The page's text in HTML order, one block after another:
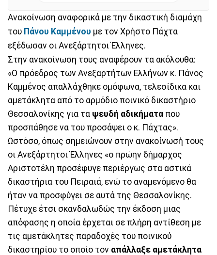
Ανακοίνωση αναφορικά με την δικαστική διαμάχη
του Πάνου Καμμένου με τον Χρήστο Πάχτα
εξέδωσαν οι Ανεξάρτητοι Έλληνες.
Στην ανακοίνωση τους αναφέρουν τα ακόλουθα:
«Ο πρόεδρος των Ανεξαρτήτων Ελλήνων κ. Πάνος
Καμμένος απαλλάχθηκε ομόφωνα, τελεσίδικα και
αμετάκλητα από το αρμόδιο ποινικό δικαστήριο
Θεσσαλονίκης για τα ψευδή αδικήματα που
προσπάθησε να του προσάψει ο κ. Πάχτας».
Ωστόσο, όπως σημειώνουν στην ανακοίνωσή τους
οι Ανεξάρτητοι Έλληνες «ο πρώην δήμαρχος
Αριστοτέλη προσέφυγε περιέργως στα αστικά
δικαστήρια του Πειραιά, ενώ το αναμενόμενο θα
ήταν να προσφύγει σε αυτά της Θεσσαλονίκης.
Πέτυχε έτσι σκανδαλωδώς την έκδοση μιας
απόφασης η οποία έρχεται σε πλήρη αντίθεση με
τις αμετάκλητες παραδοχές του ποινικού
δικαστηρίου το οποίο τον απάλλαξε αμετάκλητα